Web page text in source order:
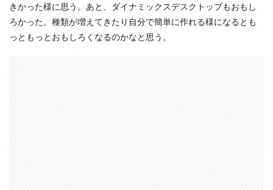
きかった様に思う。あと、ダイナミックスデスクトップもおもし
ろかった。種類が増えてきたり自分で簡単に作れる様になるとも
っともっとおもしろくなるのかなと思う。